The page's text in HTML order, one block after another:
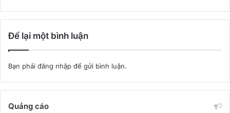
Để lại một bình luận
Bạn phải đăng nhập để gửi bình luận.
Quảng cáo